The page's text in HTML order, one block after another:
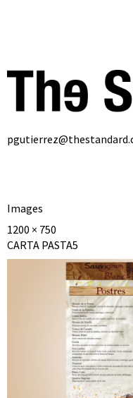
Images
1200 × 750
CARTA PASTA5